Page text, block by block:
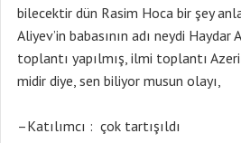
bilecektir dün Rasim Hoca bir şey
Aliyev’in babasının adı neydi Haydar
toplantı yapılmış, ilmi toplantı
midir diye, sen biliyor musun olayı,
–Katılımcı : çok tartışıldı